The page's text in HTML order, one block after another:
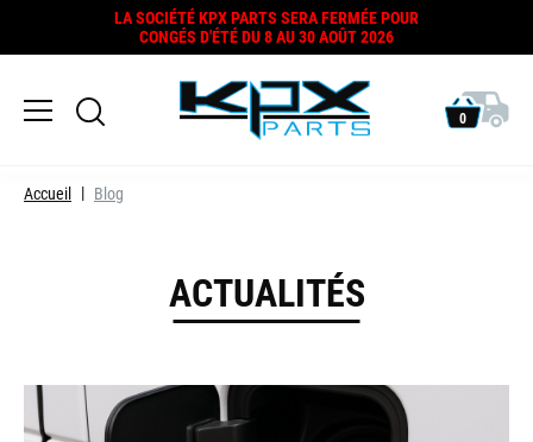
LA SOCIÉTÉ KPX PARTS SERA FERMÉE POUR
CONGÉS D'ÉTÉ DU 8 AU 30 AOÛT 2026
0
Accueil Blog
ACTUALITÉS